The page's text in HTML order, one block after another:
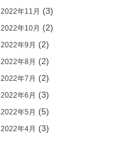
2022年11月 (3)
2022年10月 (2)
2022年9月 (2)
2022年8月 (2)
2022年7月 (2)
2022年6月 (3)
2022年5月 (5)
2022年4月 (3)